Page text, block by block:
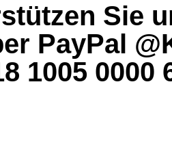
Sie
PayPal
1005 0000